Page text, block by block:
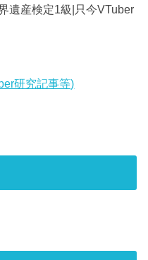
遺産検定1級|只今VTuber
研究記事等)